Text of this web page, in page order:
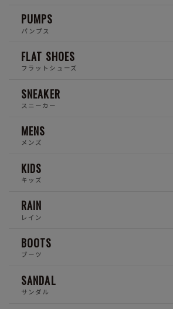
PUMPS
パンプス
FLAT SHOES
フラットシューズ
SNEAKER
スニーカー
MENS
メンズ
KIDS
キッズ
RAIN
レイン
BOOTS
ブーツ
SANDAL
サンダル